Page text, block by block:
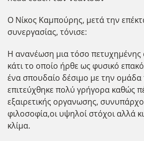
Ο Νίκος Καμπούρης, μετά την
συνεργασίας, τόνισε:
Η ανανέωση μια τόσο πετυχημένης
κάτι το οποίο ήρθε ως φυσικό
ένα σπουδαίο δέσιμο με την ομάδα
επιτεύχθηκε πολύ γρήγορα καθώς
εξαιρετικής οργανωσης,
φιλοσοφία,οι υψηλοί στόχοι αλλά
κλίμα.